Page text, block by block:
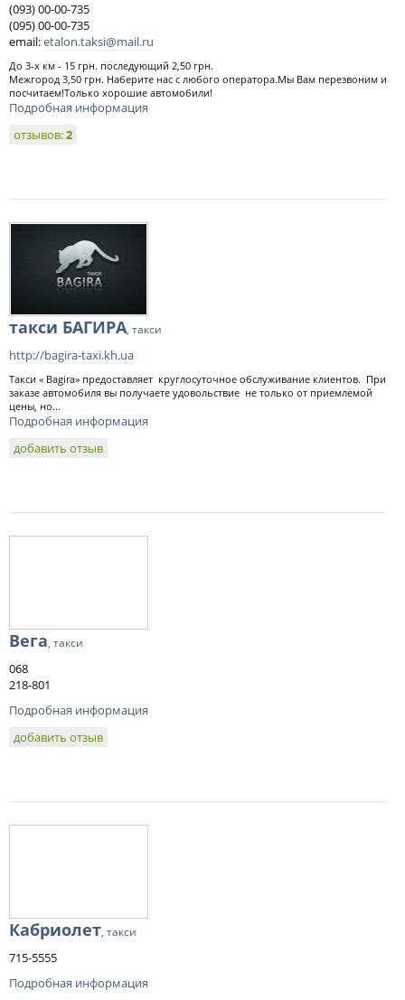
(093) 00-00-735
(095) 00-00-735
email:etalon.taksi@mail.ru
До 3-х км - 15 грн. последующий 2,50 грн.
Межгород 3,50 грн. Наберите нас с любого оператора.Мы Вам перезвоним и
посчитаем!Только хорошие автомобили!
Подробная информация
отзывов:2
такси БАГИРА, такси
http://bagira-taxi.kh.ua
Такси « Bagira» предоставляет круглосуточное обслуживание клиентов. При
заказе автомобиля вы получаете удовольствие не только от приемлемой
цены, но...
Подробная информация
добавить отзыв
Вега, такси
068
218-801
Подробная информация
добавить отзыв
Кабриолет, такси
715-5555
Подробная информация